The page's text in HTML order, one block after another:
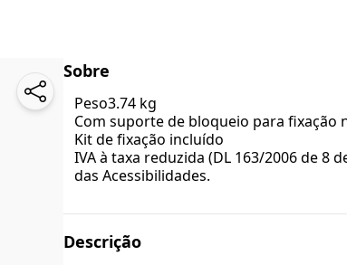
Sobre
Peso3.74 kg
Com suporte de bloqueio para fixação
Kit de fixação incluído
IVA à taxa reduzida (DL 163/2006 de 8
das Acessibilidades.
Descrição